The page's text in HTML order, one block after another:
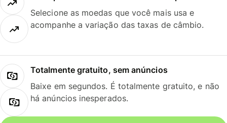
Selecione as moedas que você mais usa e
acompanhe a variação das taxas de câmbio.
Totalmente gratuito, sem anúncios
Baixe em segundos. É totalmente gratuito, e não
há anúncios inesperados.